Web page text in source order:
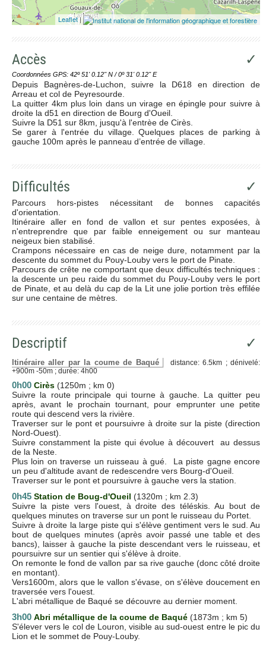
Leaflet|
Accès ✓
Coordonnées GPS: 42º 51' 0.12'' N / 0º 31' 0.12'' E
Depuis Bagnères-de-Luchon, suivre la D618 en direction de
Arreau et col de Peyresourde.
La quitter 4km plus loin dans un virage en épingle pour suivre à
droite la d51 en direction de Bourg d'Oueil.
Suivre la D51 sur 8km, jusqu'à l'entrèe de Cirès.
Se garer à l'entrée du village. Quelques places de parking à
gauche 100m après le panneau d’entrée de village.
Difficultés ✓
Parcours hors-pistes nécessitant de bonnes capacités
d'orientation.
Itinéraire aller en fond de vallon et sur pentes exposées, à
n'entreprendre que par faible enneigement ou sur manteau
neigeux bien stabilisé.
Crampons nécessaire en cas de neige dure, notamment par la
descente du sommet du Pouy-Louby vers le port de Pinate.
Parcours de crête ne comportant que deux difficultés techniques :
la descente un peu raide du sommet du Pouy-Louby vers le port
de Pinate, et au delà du cap de la Lit une jolie portion très effilée
sur une centaine de mètres.
Descriptif ✓
Itinéraire aller par la coume de Baqué
distance: 6.5km ; dénivelé:
+900m -50m ; durée: 4h00
0h00 Cirès (1250m ; km 0)
Suivre la route principale qui tourne à gauche. La quitter peu
après, avant le prochain tournant, pour emprunter une petite
route qui descend vers la rivière.
Traverser sur le pont et poursuivre à droite sur la piste (direction
Nord-Ouest).
Suivre constamment la piste qui évolue à découvert au dessus
de la Neste.
Plus loin on traverse un ruisseau à gué. La piste gagne encore
un peu d'altitude avant de redescendre vers Bourg-d'Oueil.
Traverser sur le pont et poursuivre à gauche vers la station.
0h45 Station de Boug-d'Oueil (1320m ; km 2.3)
Suivre la piste vers l'ouest, à droite des téléskis. Au bout de
quelques minutes on traverse sur un pont le ruisseau du Portet.
Suivre à droite la large piste qui s'élève gentiment vers le sud. Au
bout de quelques minutes (après avoir passé une table et des
bancs), laisser à gauche la piste descendant vers le ruisseau, et
poursuivre sur un sentier qui s'élève à droite.
On remonte le fond de vallon par sa rive gauche (donc côté droite
en montant).
Vers1600m, alors que le vallon s'évase, on s'élève doucement en
traversée vers l'ouest.
L'abri métallique de Baqué se découvre au dernier moment.
3h00 Abri métallique de la coume de Baqué (1873m ; km 5)
S'élever vers le col de Louron, visible au sud-ouest entre le pic du
Lion et le sommet de Pouy-Louby.